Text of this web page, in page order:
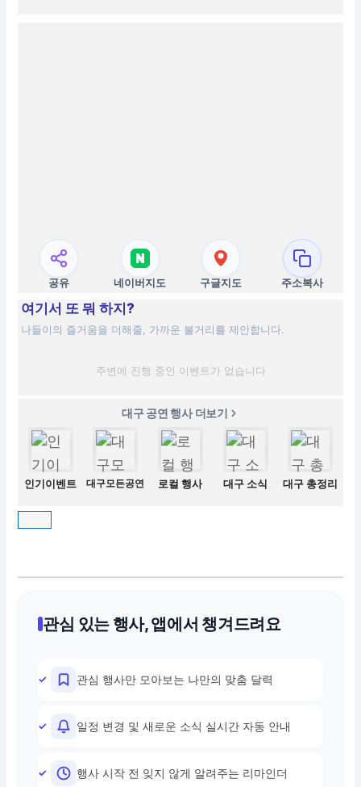
공유 네이버지도 구글지도 주소복사
여기서 또 뭐 하지?
나들이의 즐거움을 더해줄, 가까운 볼거리를 제안합니다.
주변에 진행 중인 이벤트가 없습니다
대구 공연 행사 더보기
인기이벤트 대구모든공연 로컬 행사 대구 소식 대구 총정리
관심 있는 행사, 앱에서 챙겨드려요
관심 행사만 모아보는 나만의 맞춤 달력
일정 변경 및 새로운 소식 실시간 자동 안내
행사 시작 전 잊지 않게 알려주는 리마인더